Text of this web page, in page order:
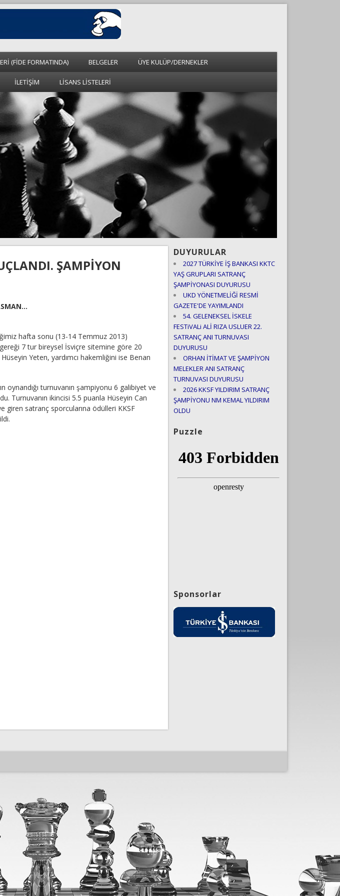
(FİDE FORMATINDA) BELGELER ÜYE KULÜP/DERNEKLER
İLETİŞİM LİSANS LİSTELERİ
ŞAMPİYON
hafta sonu (13-14 Temmuz 2013)
7 tur bireysel İsviçre sitemine göre 20
Yeten, yardımcı hakemliğini ise Benan
oynandığı turnuvanın şampiyonu 6 galibiyet ve
Turnuvanın ikincisi 5.5 puanla Hüseyin Can
giren satranç sporcularına ödülleri KKSF
DUYURULAR
2027 TÜRKİYE İŞ BANKASI KKTC
YAŞ GRUPLARI SATRANÇ
ŞAMPİYONASI DUYURUSU
UKD YÖNETMELİĞİ RESMİ
GAZETE'DE YAYIMLANDI
54. GELENEKSEL İSKELE
FESTiVALi ALİ RIZA USLUER 22.
SATRANÇ ANI TURNUVASI
DUYURUSU
ORHAN İTİMAT VE ŞAMPİYON
MELEKLER ANI SATRANÇ
TURNUVASI DUYURUSU
2026 KKSF YILDIRIM SATRANÇ
ŞAMPİYONU NM KEMAL YILDIRIM
OLDU
Puzzle
Sponsorlar